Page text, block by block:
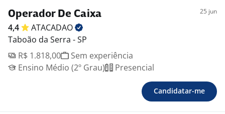
Operador De Caixa 25 jun
4,4
ATACADAO
Taboão da Serra - SP
R$ 1.818,00
Sem experiência
Ensino Médio (2º Grau)
Presencial
Candidatar-me